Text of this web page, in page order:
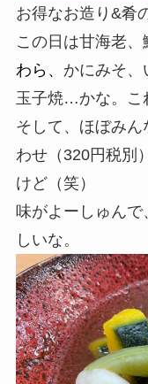
お得なお造り&肴
この日は甘海老、
わら、 かにみそ、
玉子焼…かな。こ
そして、ほぼみ
わせ（320円税別
けど（笑）
味がよーしゅん
しいな。